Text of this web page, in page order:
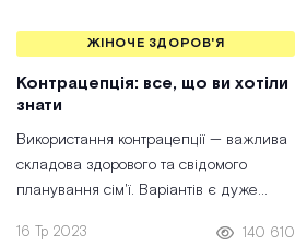
ЖІНОЧЕ ЗДОРОВ'Я
Контрацепція: все, що ви хотіли
знати
Використання контрацепції — важлива
складова здорового та свідомого
планування сім'ї. Варіантів є дуже
методи контрацепції, розглянемо, які
16 Тр 2023 140 610